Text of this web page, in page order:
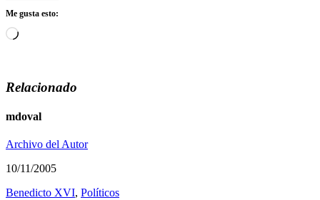
Me gusta esto:
Cargando...
Relacionado
mdoval
Archivo del Autor
10/11/2005
Benedicto XVI, Polí­ticos